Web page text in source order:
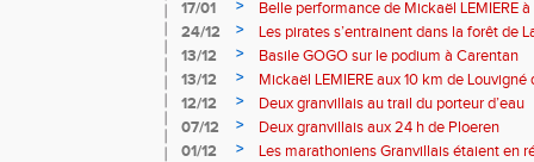
17/01
>
Belle performance de Mickaël LEMIERE
24/12
>
Les pirates s’entrainent dans la forêt de
13/12
>
Basile GOGO sur le podium à Carentan
13/12
>
Mickaël LEMIERE aux 10 km de Louvigné
12/12
>
Deux granvillais au trail du porteur d’eau
07/12
>
Deux granvillais aux 24 h de Ploeren
01/12
>
Les marathoniens Granvillais étaient en